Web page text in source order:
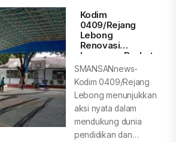
Kodim
0409/Rejang
Lebong
Renovasi
Lapangan Basket
SMAN 1 untuk
Tingkatkan
Prestasi Siswa
SMANSANnews-
Kodim 0409/Rejang
Lebong menunjukkan
aksi nyata dalam
mendukung dunia
pendidikan dan